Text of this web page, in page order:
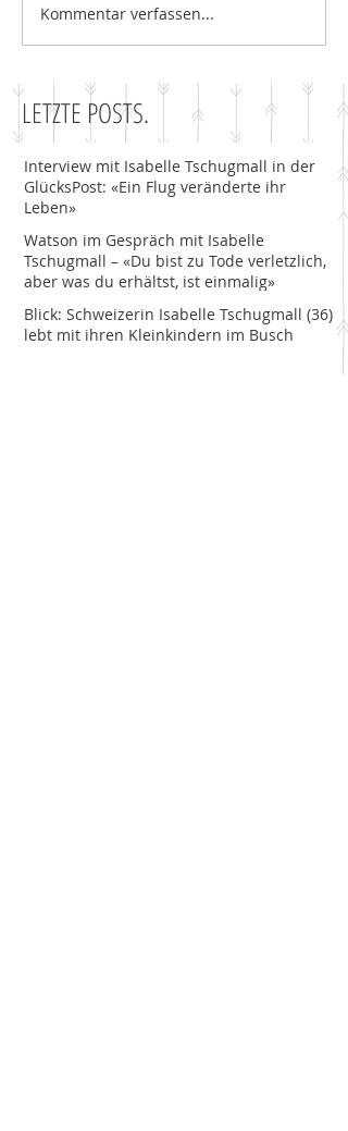
Kommentar verfassen...
LETZTE POSTS.
Interview mit Isabelle Tschugmall in der
GlücksPost: «Ein Flug veränderte ihr
Leben»
Watson im Gespräch mit Isabelle
Tschugmall – «Du bist zu Tode verletzlich,
aber was du erhältst, ist einmalig»
Blick: Schweizerin Isabelle Tschugmall (36)
lebt mit ihren Kleinkindern im Busch